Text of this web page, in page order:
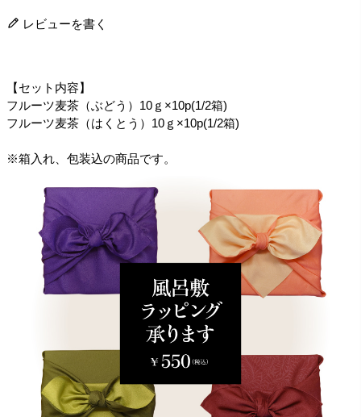
レビューを書く
【セット内容】
フルーツ麦茶（ぶどう）10ｇ×10p(1/2箱)
フルーツ麦茶（はくとう）10ｇ×10p(1/2箱)
※箱入れ、包装込の商品です。